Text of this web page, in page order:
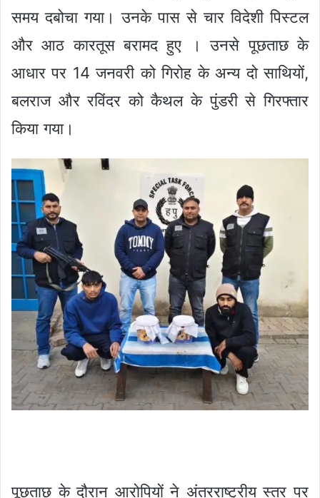
समय दबोचा गया। उनके पास से चार विदेशी पिस्टल
और आठ कारतूस बरामद हुए । उनसे पूछताछ के
आधार पर 14 जनवरी को गिरोह के अन्य दो साथियों,
बलराज और रविंदर को कैथल के पुंडरी से गिरफ्तार
किया गया।
पूछताछ के दौरान आरोपियों ने अंतरराष्ट्रीय स्तर पर